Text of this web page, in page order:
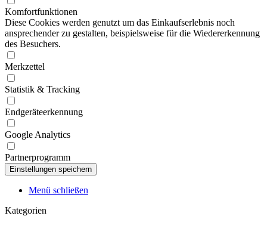
Komfortfunktionen
Diese Cookies werden genutzt um das Einkaufserlebnis noch
ansprechender zu gestalten, beispielsweise für die Wiedererkennung
des Besuchers.
Merkzettel
Statistik & Tracking
Endgeräteerkennung
Google Analytics
Partnerprogramm
Menü schließen
Kategorien